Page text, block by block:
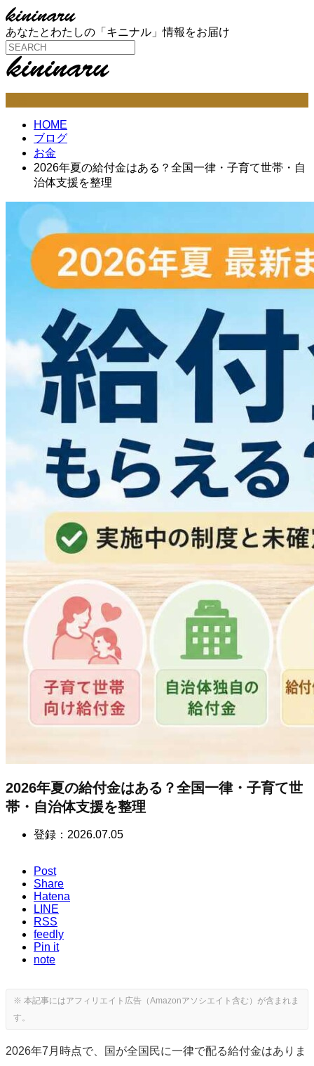
あなたとわたしの「キニナル」情報をお届け
HOME
ブログ
お金
2026年夏の給付金はある？全国一律・子育て世帯・自
治体支援を整理
2026年夏の給付金はある？全国一律・子育て世
帯・自治体支援を整理
登録： 2026.07.05
Post
Share
Hatena
LINE
RSS
feedly
Pin it
note
2026年7月時点で、国が全国民に一律で配る給付金はありま